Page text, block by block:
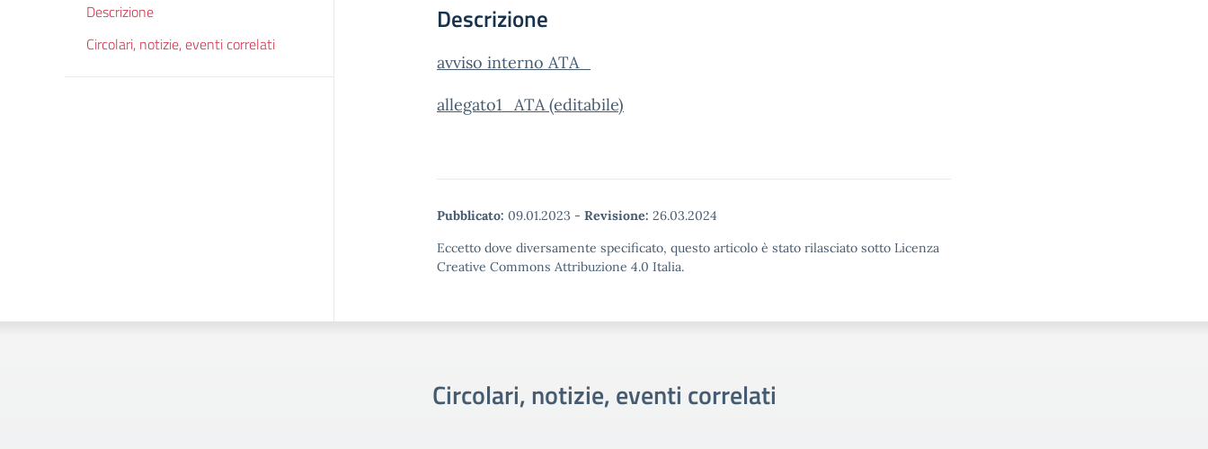
Descrizione
Circolari, notizie, eventi correlati
Descrizione
avviso interno ATA_
allegato1_ATA (editabile)
Pubblicato: 09.01.2023 - Revisione: 26.03.2024
Eccetto dove diversamente specificato, questo articolo è stato rilasciato sotto Licenza
Creative Commons Attribuzione 4.0 Italia.
Circolari, notizie, eventi correlati